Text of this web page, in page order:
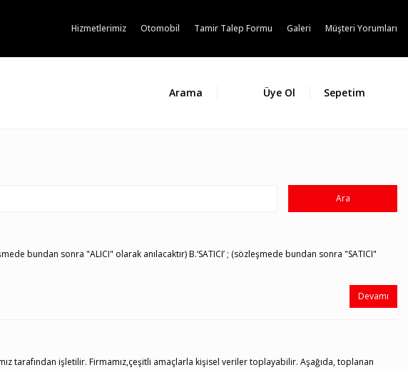
Hizmetlerimiz Otomobil Tamir Talep Formu Galeri Müşteri Yorumları
Arama Üye Ol Sepetim
bundan sonra "ALICI" olarak anılacaktır) B.‘SATICI’ ; (sözleşmede bundan sonra "SATICI"
Devamı
tarafından işletilir. Firmamız,çeşitli amaçlarla kişisel veriler toplayabilir. Aşağıda, toplanan